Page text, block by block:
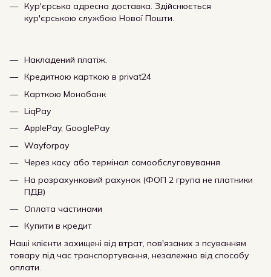
Кур'єрська адресна доставка. Здійснюється
кур'єрською службою Нової Пошти.
Накладений платіж.
Кредитною карткою в privat24
Карткою Монобанк
LiqPay
ApplePay, GooglePay
Wayforpay
Через касу або термінал самообслуговування
На розрахунковий рахунок (ФОП 2 група не платники
ПДВ)
Оплата частинами
Купити в кредит
Наші клієнти захищені від втрат, пов'язаних з псуванням
товару під час транспортування, незалежно від способу
оплати.